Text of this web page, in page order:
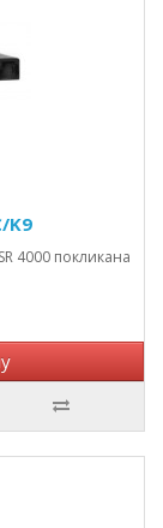
K9
4000 покликана